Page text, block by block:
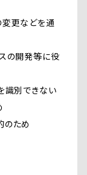
変更などを通
スの開発等に役
識別できない
のため